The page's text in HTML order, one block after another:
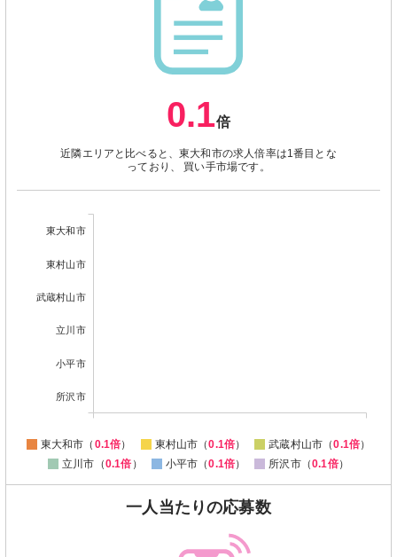
東大和市
東村山市
武蔵村山市
立川市
小平市
所沢市
東大和市（ 0.1倍） 東村山市（0.1倍） 武蔵村山市（0.1倍）
立川市（0.1倍 ） 小平市（0.1倍） 所沢市（0.1倍）
0.1倍
近隣エリアと比べると、東大和市の求人倍率は1番目とな
っており、 買い手市場です。
一人当たりの応募数